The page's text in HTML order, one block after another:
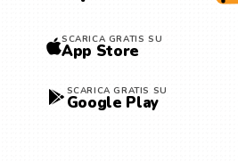
SCARICA GRATIS SU
App Store
SCARICA GRATIS SU
Google Play